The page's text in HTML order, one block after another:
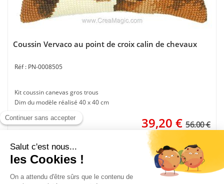
Coussin Vervaco au point de croix calin de chevaux
PN-0008505
Kit coussin canevas gros trous
Dim du modèle réalisé 40 x 40 cm
39,20 € 56.00 €
- 40%